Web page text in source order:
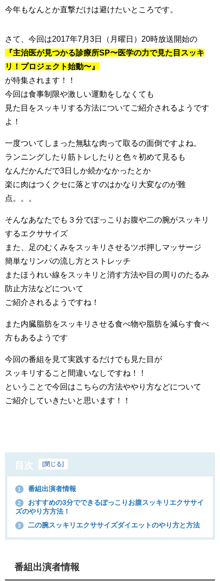
今年もなんとか直撃だけは避けたいところです。
さて、今回は2017年7月3日（月曜日）20時放送開始の
『主治医が見つかる診療所SP〜医学の力で見た目スッキ
リ！プロジェクト始動〜』
が特集されます！！
今回は食事制限や激しい運動をしなくても
見た目をスッキリする方法についてご紹介されるようです
よ！
一度ついてしまった無駄な肉って取るの面倒ですよね。
ランニングしたり筋トレしたりと色々初めて見るも
なんだかんだで3日しか続かなかったとか
楽に肉はつくクセに落とすのはかなり大変なのが難
点。。。
そんなあなたでも３分でぽっこりお腹や二の腕がスッキリ
するエクササイズ
また、足のむくみをスッキリさせるツボ押しマッサージ
簡単なリンパの流し方とストレッチ
またほうれい線をスッキリと消す方法や目の周りのたるみ
防止方法などについて
ご紹介されるようですね！
また内臓脂肪をスッキリさせる食べ物や脂肪を減らす食べ
方もあるようです
今回の番組を見て実践するだけでも見た目が
スッキリすること間違いなしですね！！
ということで今回はこちらの方法ややり方などについて
ご紹介していきたいと思います！！
目次 閉じる
1 番組出演者情報
2
おすすめの3分でできるぽっこりお腹スッキリエクササイ
ズのやり方方法！
3 二の腕スッキリエクササイズダイエットのやり方と方法
番組出演者情報